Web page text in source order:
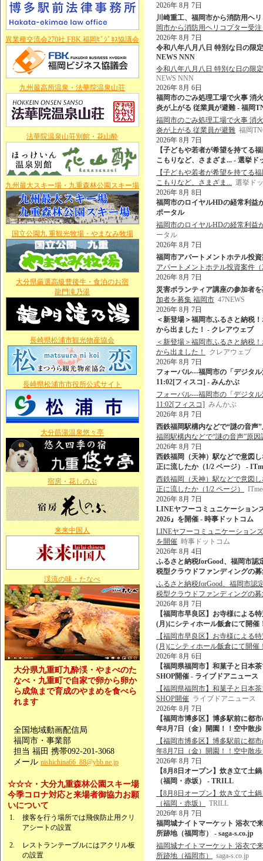
異業種交流会270社.FBK.福岡ﾋﾞｼﾞﾈｽ協議会
九州最高所温泉・法華院温泉山荘
法華院温泉山荘別館・花山酔
九州最大スキー場・九重森林公園スキー場
国立公園九 重観光牧場・やまなみ牧場
大分県厳選高級豊後牛・食泊のお宿
龍門滝乃湯
長崎県松浦市観光物産協会
長崎県松浦市市役所公式サイト
大分筋湯温泉悠々亭
宿房・花しのぶ
来来中国人
渓流の味・たなべ
大分県九重町九酔渓・やまべのた
なべ・九重町で自家で卵から卵か
ら成魚まで育成のやまめを食べら
れます
全国地域動画配信局
福岡市・事業部
担当 福田 携帯092-201-3068
メール nishichina66_88@ybb.ne.jp
☆☆☆・大分九重森林公園スキー場
今季コロナ対応と来場者御協力お願
いについて
接客を行う場所では飛俟防止用クリ
アシートの設置
レストランテーブルにはアクリル板
の設置
2026年 8月 7日
川崎重工、福岡市から消防用ヘ
岡市から消防用ヘリコプター受注
2026年 8月 7日
令和八年八月八日 特別な日の限
NEWS NNN
令和八年八月八日 特別な日の限
NEWS NNN
2026年 8月 6日
福岡市のごみ処理工場で火事 消
炎が上がる 従業員が避難 - 福岡
福岡市のごみ処理工場で火事 消
炎が上がる 従業員が避難 福岡
2026年 8月 7日
【子どもや若者が希望を持てる
こもりなど、さまざま... - 選挙ド
【子どもや若者が希望を持てる
こもりなど、さまざま... 選挙ド
2026年 8月 8日
福岡市のロイヤルHDの経常利益
ポータル
福岡市のロイヤルHDの経常利益
ータル
2026年 8月 7日
福岡市アパートメントホテル投
アパートメントホテル投資案件
2026年 8月 7日
災害ボランティア講座の参加者
加者を募集 福岡市 47NEWS
2026年 8月 7日
＜新登場＞福岡市ふるさと納税
から出ました！ - クレアウェブ
＜新登場＞福岡市ふるさと納税
から出ました！
クレアウェブ
2026年 8月 7日
フォーバル---福岡市の「デジタ
11:02[フィスコ] - みんかぶ
フォーバル---福岡市の「デジタ
11:02[フィスコ] みんかぶ
2026年 8月 7日
西鉄福岡駅構内などで“謎の音声
福岡駅構内などで“謎の音声”原
2026年 8月 7日
西鉄福岡（天神）駅などで意図
正に流したか（1/2 ページ） -
西鉄福岡（天神）駅などで意図
正に流したか（1/2 ページ）
2026年 8月 7日
LINEヤフーコミュニケーション
2026』を開催 - 時事ドットコム
LINEヤフーコミュニケーション
を開催 時事ドットコム
2026年 8月 4日
ふるさと納税forGood、福岡市認
税型クラウドファンディングの
ふるさと納税forGood、福岡市認
税型クラウドファンディングの
2026年 8月 7日
【福岡市早良区】お寺様による
(月)にシティホール飯倉にて開催
【福岡市早良区】お寺様による
(月)にシティホール飯倉にて開催
2026年 8月 6日
【福岡県福岡市】和菓子と日本
SHOP開催 - ライブドアニュース
【福岡県福岡市】和菓子と日本
SHOP開催 ライブドアニュース
2026年 8月 7日
【福岡市博多区】博多駅前に都
年8月7日（金）開園！！空中散
【福岡市博多区】博多駅前に都
年8月7日（金）開園！！空中散
2026年 8月 7日
【8月8日オープン】炊き立て土
（福岡・赤坂） - TRILL
【8月8日オープン】炊き立て土
（福岡・赤坂）
TRILL
2026年 8月 7日
福岡城ナイトマーケット 浴衣で
所跡地（福岡市） - saga-s.co.jp
福岡城ナイトマーケット 浴衣で
所跡地（福岡市）
saga-s.co.jp